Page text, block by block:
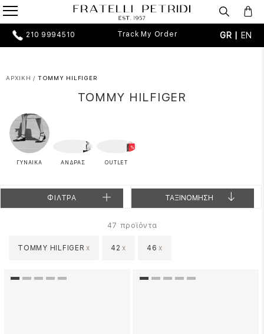
210 9994510 Track My Order GR | EN
ΑΡΧΙΚΗ / TOMMY HILFIGER
TOMMY HILFIGER
ΓΥΝΑΙΚΑ ΑΝΔΡΑΣ OUTLET
ΦΙΛΤΡΑ ΤΑΞΙΝΟΜΗΣΗ
47 προϊόντα
TOMMY HILFIGER x 42 x 46 x